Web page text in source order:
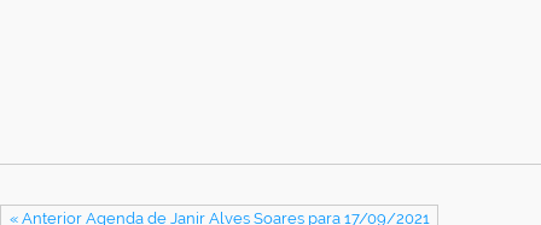
« Anterior Agenda de Janir Alves Soares para 17/09/2021